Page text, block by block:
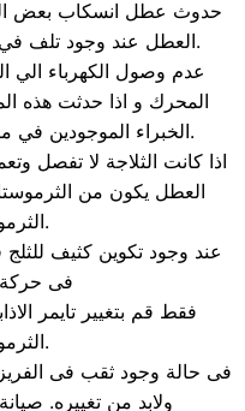
حدوث عطل انسكاب بعض
العطل عند وجود تلف في الخرطوم الخاص بالثلاجة.
عدم وصول الكهرباء الي
المحرك و اذا حدثت هذه
الخبراء الموجودين في مركز صيانه دايو العصافرة.
اذا كانت الثلاجة لا تفصل
العطل يكون من
الثرموستات.
عند وجود تكوين كثيف للثلج
فى حركة
فقط قم بتغيير تايمر
الثرموديسك.
فى حالة وجود ثقب فى
ولابد من تغييره.